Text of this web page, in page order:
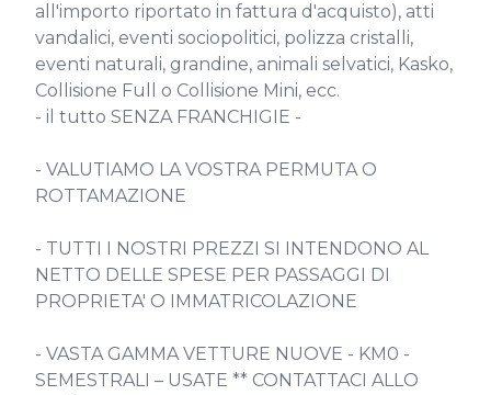
all'importo riportato in fattura d'acquisto), atti
vandalici, eventi sociopolitici, polizza cristalli,
eventi naturali, grandine, animali selvatici, Kasko,
Collisione Full o Collisione Mini, ecc.
- il tutto SENZA FRANCHIGIE -
- VALUTIAMO LA VOSTRA PERMUTA O
ROTTAMAZIONE
- TUTTI I NOSTRI PREZZI SI INTENDONO AL
NETTO DELLE SPESE PER PASSAGGI DI
PROPRIETA' O IMMATRICOLAZIONE
- VASTA GAMMA VETTURE NUOVE - KM0 -
SEMESTRALI – USATE ** CONTATTACI ALLO